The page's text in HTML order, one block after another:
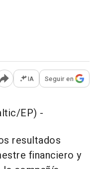
Abrir opciones para
IA Seguir en
EP) -
resultados
financiero y